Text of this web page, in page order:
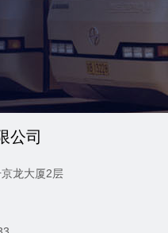
公司
龙大厦2层